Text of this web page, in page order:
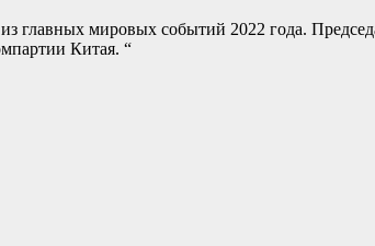
главных мировых событий 2022 года.
Китая. “